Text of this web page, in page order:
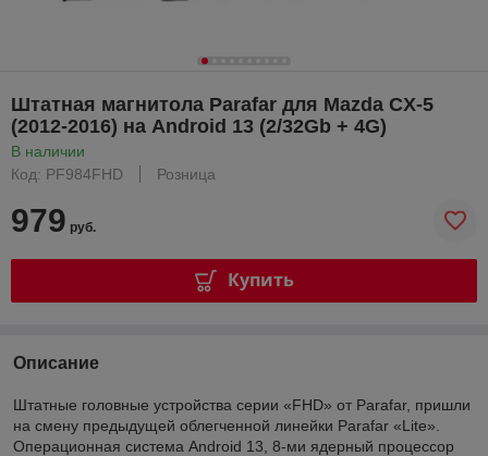
Штатная магнитола Parafar для Mazda CX-5
(2012-2016) на Android 13 (2/32Gb + 4G)
В наличии
Код: PF984FHD
Розница
979 руб.
Купить
Описание
Штатные головные устройства серии «FHD» от Parafar, пришли
на смену предыдущей облегченной линейки Parafar «Lite».
Операционная система Android 13, 8-ми ядерный процессор